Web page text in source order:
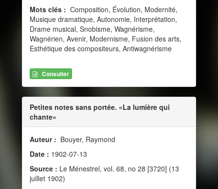
Mots clés : Composition, Évolution, Modernité,
Musique dramatique, Autonomie, Interprétation,
Drame musical, Snobisme, Wagnérisme,
Wagnérien, Avenir, Modernisme, Fusion des arts,
Esthétique des compositeurs, Antiwagnérisme
Consulter
Petites notes sans portée. «La lumière qui
chante»
Auteur : Bouyer, Raymond
Date : 1902-07-13
Source : Le Ménestrel, vol. 68, no 28 [3720] (13
juillet 1902)